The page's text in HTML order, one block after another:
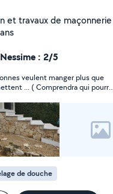
: 2/5
veulent manger plus que
... ( Comprendra qui pourra
de douche